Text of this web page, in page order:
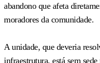
abandono que afeta
moradores da comunidade.
A unidade, que deveria
infraestrutura, está sem